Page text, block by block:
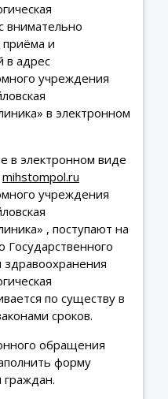
внимательно
приёма и
в адрес
учреждения
в электронном
в электронном виде
mihstompol.ru
учреждения
, поступают на
по существу в
сроков.
обращения
форму